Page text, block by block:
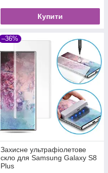
Купити
–36%
Захисне ультрафіолетове
скло для Samsung Galaxy S8
Plus